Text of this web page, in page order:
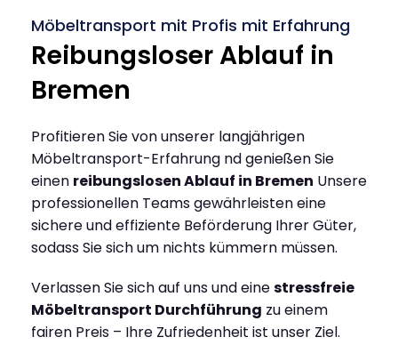
Möbeltransport mit Profis mit Erfahrung
Reibungsloser Ablauf in
Bremen
Profitieren Sie von unserer langjährigen
Möbeltransport-Erfahrung nd genießen Sie
einen reibungslosen Ablauf in Bremen Unsere
professionellen Teams gewährleisten eine
sichere und effiziente Beförderung Ihrer Güter,
sodass Sie sich um nichts kümmern müssen.
Verlassen Sie sich auf uns und einestressfreie
Möbeltransport Durchführung zu einem
fairen Preis – Ihre Zufriedenheit ist unser Ziel.